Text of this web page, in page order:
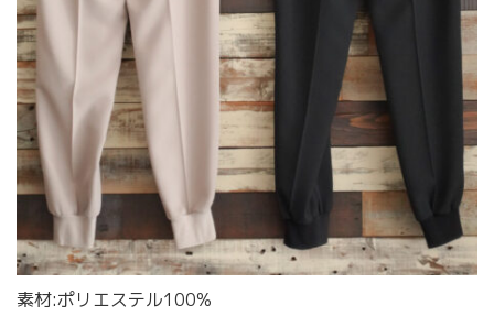
素材:ポリエステル100%